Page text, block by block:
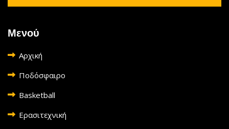
Μενού
Αρχική
Ποδόσφαιρο
Basketball
Ερασιτεχνική